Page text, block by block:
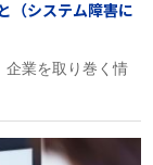
（システム障害に
業を取り巻く情